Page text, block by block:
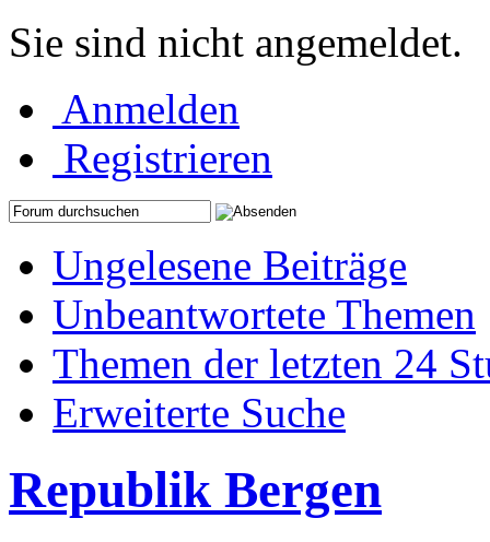
Sie sind nicht angemeldet.
Anmelden
Registrieren
Ungelesene Beiträge
Unbeantwortete Themen
Themen der letzten 24
Erweiterte Suche
Republik Bergen